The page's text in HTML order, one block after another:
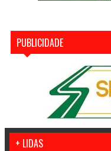
PUBLICIDADE
+ LIDAS